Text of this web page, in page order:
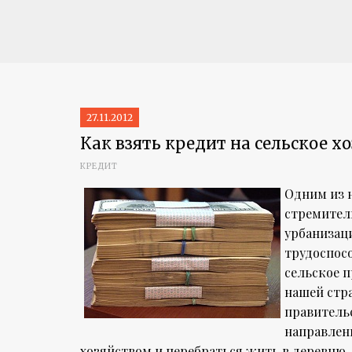
27.11.2012
Как взять кредит на сельское
КРЕДИТ
Одним из
сельское
нашей